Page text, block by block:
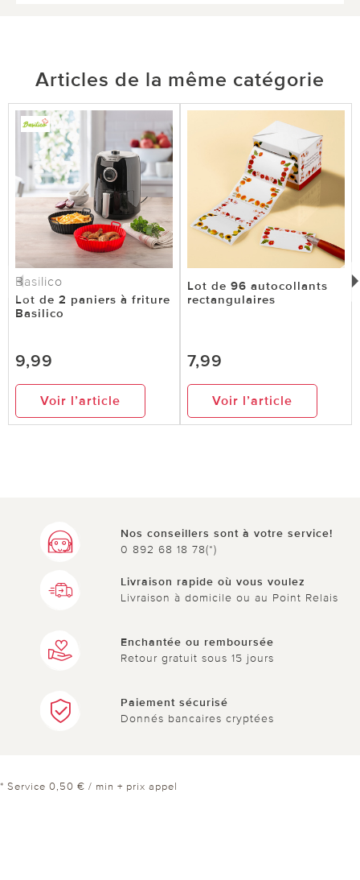
Articles de la même catégorie
Basilico
Lot de 2 paniers à friture
Basilico
9,99
Voir l’article
Lot de 96 autocollants
rectangulaires
7,99
Voir l’article
Nos conseillers sont à votre service!
0 892 68 18 78(*)
Livraison rapide où vous voulez
Livraison à domicile ou au Point Relais
Enchantée ou remboursée
Retour gratuit sous 15 jours
Paiement sécurisé
Donnés bancaires cryptées
* Service 0,50 € / min + prix appel